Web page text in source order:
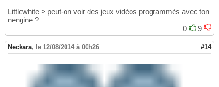
Littlewhite > peut-on voir des jeux vidéos programmés avec ton
nengine ?
0
9
Neckara, le 12/08/2014 à 00h26 #14